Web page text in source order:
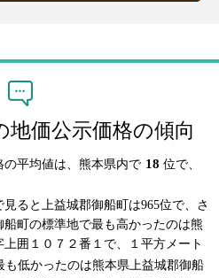
地価公示価格の傾向
平均値は、熊本県内で 18 位で、
ると上益城郡御船町は965位で、さ
町の標準地で最も高かったのは熊
囲１０７２番１で、１平方メート
も低かったのは熊本県上益城郡御船